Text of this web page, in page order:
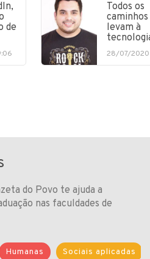
de
Todos os
caminhos
levam à
28/07/2020
do Povo te ajuda a
nas faculdades de
Humanas Sociais aplicadas